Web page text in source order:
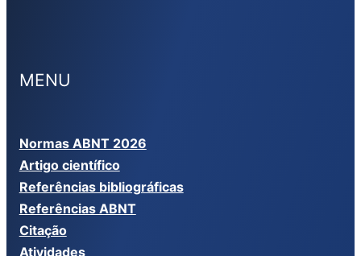
MENU
Normas ABNT 2026
Artigo científico
Referências bibliográficas
Referências ABNT
Citação
Atividades